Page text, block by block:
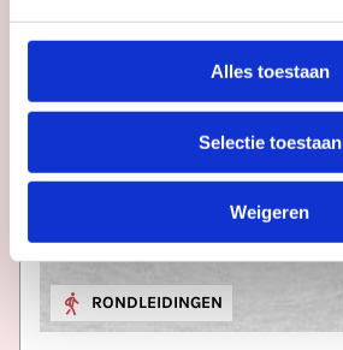
Alles toestaan
Selectie toestaan
Weigeren
RONDLEIDINGEN